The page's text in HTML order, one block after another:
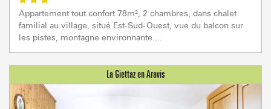
Appartement tout confort 78m², 2 chambres, dans chalet
familial au village, situé Est-Sud-Ouest, vue du balcon sur
les pistes, montagne environnante....